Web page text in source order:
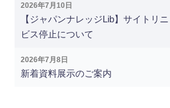
2026年7月10日
【ジャパンナレッジLib】サイトリ
ビス停止について
2026年7月8日
新着資料展示のご案内